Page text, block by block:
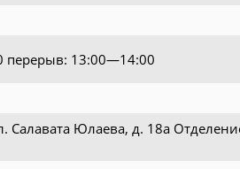
перерыв: 13:00—14:00
Салавата Юлаева, д. 18а